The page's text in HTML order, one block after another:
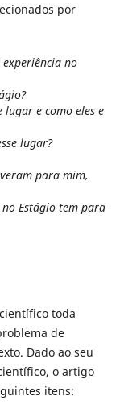
por
no
lugar e como eles e
lugar?
para mim,
Estágio tem para
toda
de
Dado ao seu
o artigo
itens: